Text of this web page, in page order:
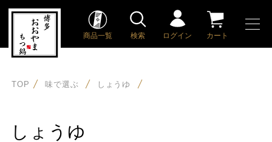
商品一覧 検索 ログイン カート
TOP 味で選ぶ しょうゆ
しょうゆ